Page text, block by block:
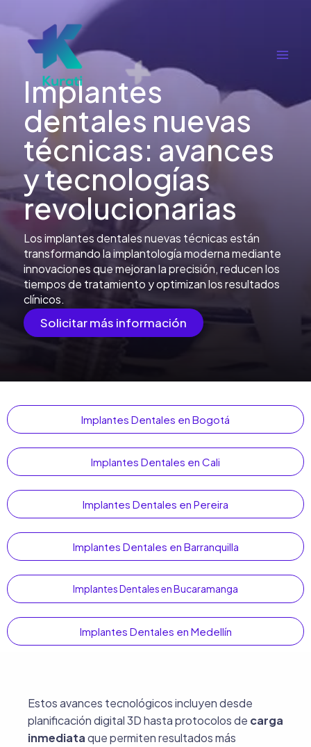
al
contenido
Implantes
dentales nuevas
técnicas: avances
y tecnologías
revolucionarias
Los implantes dentales nuevas técnicas están
transformando la implantología moderna mediante
innovaciones que mejoran la precisión, reducen los
tiempos de tratamiento y optimizan los resultados
clínicos.
Solicitar más información
Implantes Dentales en Bogotá
Implantes Dentales en Cali
Implantes Dentales en Pereira
Implantes Dentales en Barranquilla
Implantes Dentales en Bucaramanga
Implantes Dentales en Medellín
Estos avances tecnológicos incluyen desde
planificación digital 3D hasta protocolos de carga
inmediataque permiten resultados más